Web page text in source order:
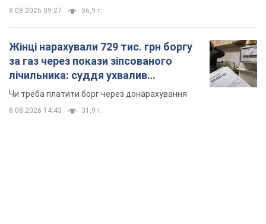
8.08.2026 09:27 36,9 т.
Жінці нарахували 729 тис. грн боргу
за газ через покази зіпсованого
лічильника: суддя ухвалив
неочікуване рішення
Чи треба платити борг через донарахування
8.08.2026 14:43 31,9 т.